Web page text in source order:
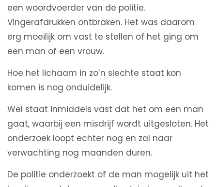
een woordvoerder van de politie.
Vingerafdrukken ontbraken. Het was daarom
erg moeilijk om vast te stellen of het ging om
een man of een vrouw.
Hoe het lichaam in zo’n slechte staat kon
komen is nog onduidelijk.
Wel staat inmiddels vast dat het om een man
gaat, waarbij een misdrijf wordt uitgesloten. Het
onderzoek loopt echter nog en zal naar
verwachting nog maanden duren.
De politie onderzoekt of de man mogelijk uit het